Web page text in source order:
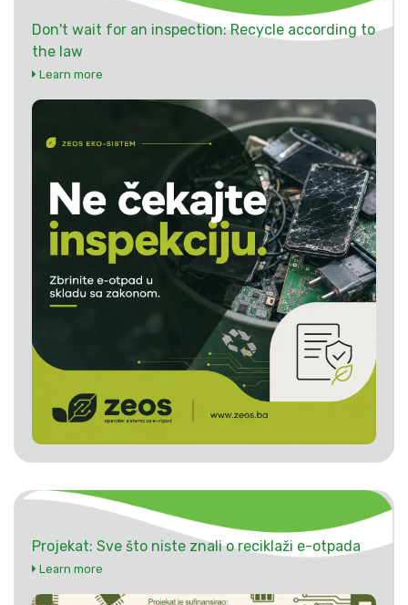
Don't wait for an inspection: Recycle according to
the law
Learn more
Projekat: Sve što niste znali o reciklaži e-otpada
Learn more